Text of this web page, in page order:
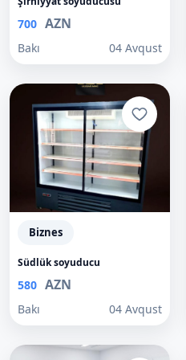
700 AZN
Bakı 04 Avqust
Biznes
Südlük soyuducu
580 AZN
Bakı 04 Avqust